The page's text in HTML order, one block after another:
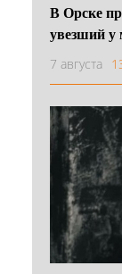
В Орске
увезший у
7 августа